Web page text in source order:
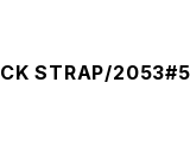
STRAP/